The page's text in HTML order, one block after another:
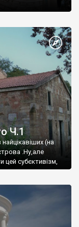
Ч.1
(на
.Ну,але
субєктивізм,